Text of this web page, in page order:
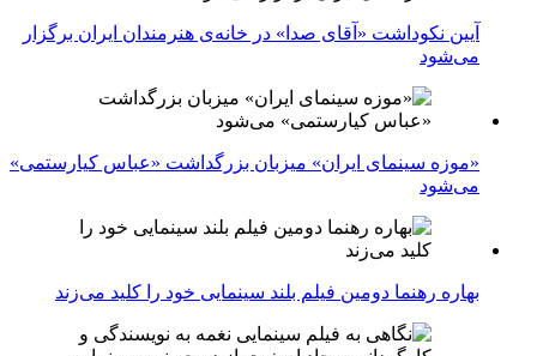
آیین نکوداشت «آقای صدا» در خانه‌ی هنرمندان ایران برگزار
می‌شود
«موزه سینمای ایران» میزبان بزرگداشت «عباس کیارستمی»
می‌شود
بهاره رهنما دومین فیلم بلند سینمایی خود را کلید می‌زند